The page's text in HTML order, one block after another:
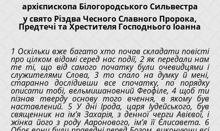
архієпископа Білогородського Сильвестра
у свято Різдва Чесного Славного Пророка,
Предтечі та Хрестителя Господнього Іоанна
1 Оскільки вже багато хто почав складати повісті
про цілком відомі серед нас події, 2 як передали нам
те ті, що від самого початку були очевидцями і
служителями Слова, 3 то спало на думку й мені,
старанно дослідивши все спочатку, по порядку
описати тобі, вельмишановний Феофіле, 4 щоб ти
пізнав тверду основу того вчення, в якому був
наставлений. 5 У дні Ірода, царя Іудейського, був
священник на ім’я Захарія, з денної черги Авієвої, і
жінка його з роду Ааронового, ім’я її Єлисавета. 6